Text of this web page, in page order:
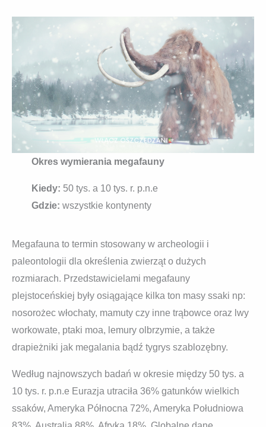
Okres wymierania megafauny
Kiedy: 50 tys. a 10 tys. r. p.n.e
Gdzie: wszystkie kontynenty
Megafauna to termin stosowany w archeologii i
paleontologii dla określenia zwierząt o dużych
rozmiarach. Przedstawicielami megafauny
plejstoceńskiej były osiągające kilka ton masy ssaki np:
nosorożec włochaty, mamuty czy inne trąbowce oraz lwy
workowate, ptaki moa, lemury olbrzymie, a także
drapieżniki jak megalania bądź tygrys szablozębny.
Według najnowszych badań w okresie między 50 tys. a
10 tys. r. p.n.e Eurazja utraciła 36% gatunków wielkich
ssaków, Ameryka Północna 72%, Ameryka Południowa